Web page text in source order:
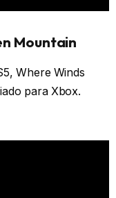
Mountain
Where Winds
para Xbox.